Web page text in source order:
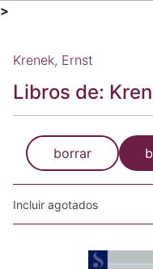
>
Krenek, Ernst
Libros de:
borrar
Incluir agotados